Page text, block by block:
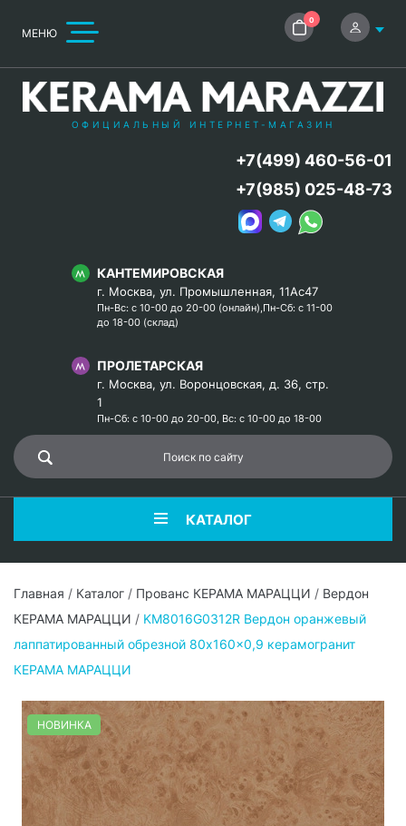
МЕНЮ
0
ОФИЦИАЛЬНЫЙ ИНТЕРНЕТ-МАГАЗИН
КАНТЕМИРОВСКАЯ
г. Москва, ул. Промышленная, 11Ас47
Пн-Вс: с 10-00 до 20-00 (онлайн),Пн-Сб: с 11-00
до 18-00 (склад)
ПРОЛЕТАРСКАЯ
г. Москва, ул. Воронцовская, д. 36, стр.
1
Пн-Сб: с 10-00 до 20-00, Вс: с 10-00 до 18-00
+7(499) 460-56-01
+7(985) 025-48-73
КАТАЛОГ
Главная / Каталог / Прованс КЕРАМА МАРАЦЦИ / Вердон
КЕРАМА МАРАЦЦИ / KM8016G0312R Вердон оранжевый
лаппатированный обрезной 80x160x0,9 керамогранит
КЕРАМА МАРАЦЦИ
НОВИНКА